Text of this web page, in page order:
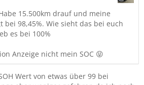
15.500km drauf und meine
bei 98,45%. Wie sieht das bei euch
es bei 100%
Anzeige nicht mein SOC 😝
Wert von etwas über 99 bei